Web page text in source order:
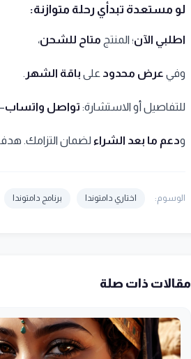
لو مستعدة تبدأي رحلة متوازنة:
اطلبي الآن؛ المنتج متاح للشحن،
وفي عرض محدود على باقة الشهر .
للتفاصيل أو الاستشارة: تواصل واتساب
ودعم ما بعد الشراء لضمان التزامك.
الوسوم: اختاري دامتوندا برنامج دامتوندا
مقالات ذات صلة